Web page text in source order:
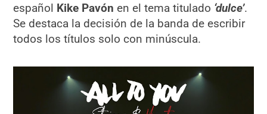
español Kike Pavón en el tema titulado ‘dulce’.
Se destaca la decisión de la banda de escribir
todos los títulos solo con minúscula.